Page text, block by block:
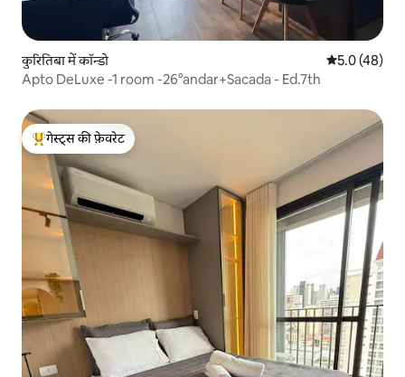
कुरितिबा में कॉन्डो औसत रेटिंग 5
5.0 (48)
Apto DeLuxe -1 room -26°andar+Sacada - Ed.7th
गेस्ट्स का टॉप फ़ेवरेट
गेस्ट्स की फ़ेवरेट